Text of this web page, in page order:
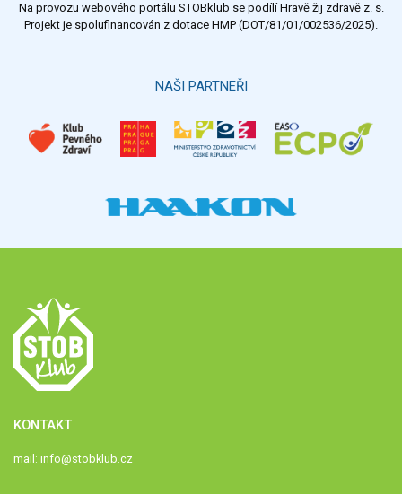
Výsledky Všechny ankety
Na provozu webového portálu STOBklub se podílí Hravě žij zdravě z. s.
Projekt je spolufinancován z dotace HMP (DOT/81/01/002536/2025).
NAŠI PARTNEŘI
KONTAKT
mail: info@stobklub.cz